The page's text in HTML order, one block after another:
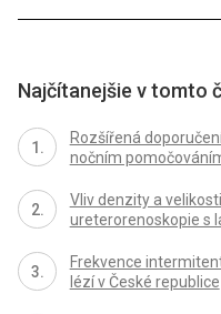
Najčítanejšie v tomto
Rozšířená
nočním
Vliv denzity a
ureterorenoskopie s
Frekvence
lézí v České republice